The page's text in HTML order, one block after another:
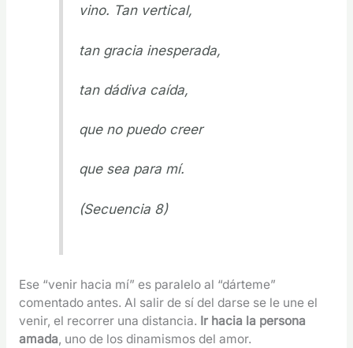
vino. Tan vertical,
tan gracia inesperada,
tan dádiva caída,
que no puedo creer
que sea para mí.
(Secuencia 8)
Ese “venir hacia mí” es paralelo al “dárteme”
comentado antes. Al salir de sí del darse se le une el
venir, el recorrer una distancia. Ir hacia la persona
amada, uno de los dinamismos del amor.